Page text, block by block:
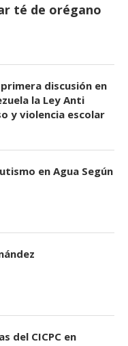
té de orégano
discusión en
la Ley Anti
y violencia escolar
en Agua Según
del CICPC en